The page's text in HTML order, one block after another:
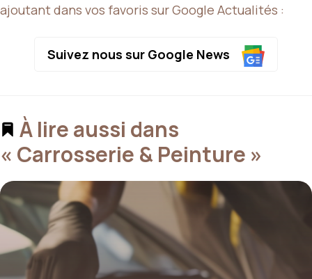
ajoutant dans vos favoris sur Google Actualités :
Suivez nous sur Google News
À lire aussi dans
« Carrosserie & Peinture »